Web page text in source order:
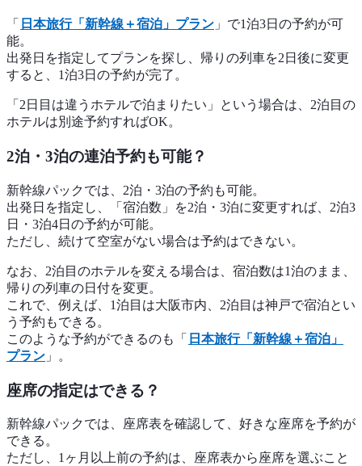
「 日本旅行「新幹線＋宿泊」プラン 」で1泊3日の予約が可
能。
出発日を指定してプランを探し、帰りの列車を2日後に変更
すると、1泊3日の予約が完了。
「2日目は違うホテルで泊まりたい」という場合は、2泊目の
ホテルは別途予約すればOK。
2泊・3泊の連泊予約も可能？
新幹線パックでは、2泊・3泊の予約も可能。
出発日を指定し、「宿泊数」を2泊・3泊に変更すれば、2泊3
日・3泊4日の予約が可能。
ただし、続けて空室がない場合は予約はできない。
なお、2泊目のホテルを変える場合は、宿泊数は1泊のまま、
帰りの列車の日付を変更。
これで、例えば、1泊目は大阪市内、2泊目は神戸で宿泊とい
う予約もできる。
このような予約ができるのも「
日本旅行「新幹線＋宿泊」
プラン 」。
座席の指定はできる？
新幹線パックでは、座席表を確認して、好きな座席を予約が
できる。
ただし、1ヶ月以上前の予約は、座席表から座席を選ぶこと